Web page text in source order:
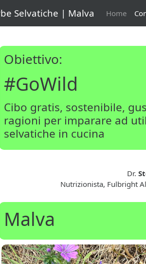
Selvatiche | Malva Home
Obiettivo:
#GoWild
Cibo gratis, sostenibile,
ragioni per imparare ad
selvatiche in cucina
Dr.
Nutrizionista, Fulbright
Malva